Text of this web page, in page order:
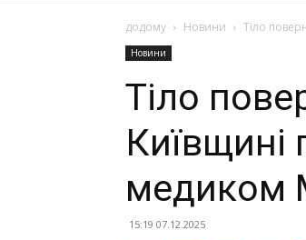
додому Новини Тіло
Новини
Тіло
медиком
15:19 07.12.2025